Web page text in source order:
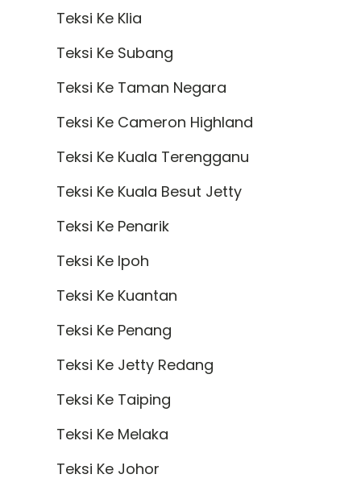
Teksi Ke Klia
Teksi Ke Subang
Teksi Ke Taman Negara
Teksi Ke Cameron Highland
Teksi Ke Kuala Terengganu
Teksi Ke Kuala Besut Jetty
Teksi Ke Penarik
Teksi Ke Ipoh
Teksi Ke Kuantan
Teksi Ke Penang
Teksi Ke Jetty Redang
Teksi Ke Taiping
Teksi Ke Melaka
Teksi Ke Johor